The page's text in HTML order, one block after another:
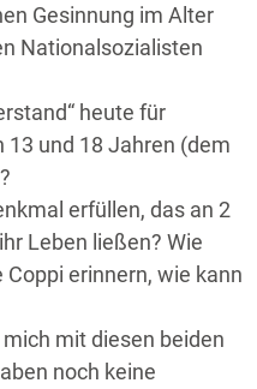
Gesinnung im Alter
Nationalsozialisten
heute für
und 18 Jahren (dem
erfüllen, das an 2
Leben ließen? Wie
erinnern, wie kann
mit diesen beiden
noch keine